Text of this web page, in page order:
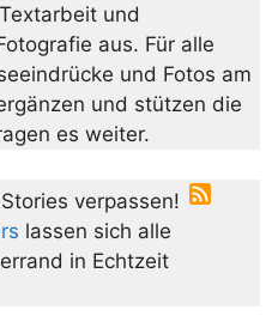
und
aus. Für alle
und Fotos am
und stützen die
es weiter.
verpassen!
lassen sich alle
in Echtzeit